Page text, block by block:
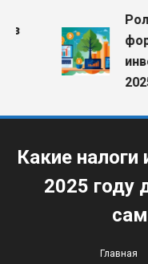
Какие
2025 году
Главная